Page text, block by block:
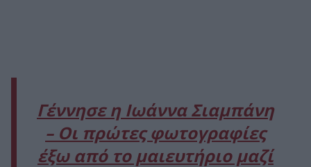
Γέννησε η Ιωάννα Σιαμπάνη
– Οι πρώτες φωτογραφίες
έξω από το μαιευτήριο μαζί